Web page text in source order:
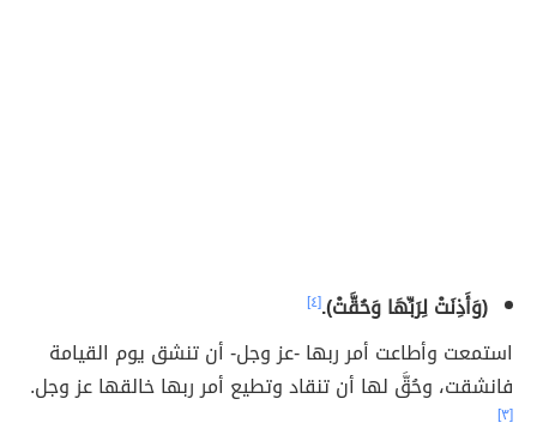
(وَأَذِنَتْ لِرَبِّهَا وَحُقَّتْ).[٤]
استمعت وأطاعت أمر ربها -عز وجل- أن تنشق يوم القيامة
فانشقت، وحُقَّ لها أن تنقاد وتطيع أمر ربها خالقها عز وجل.
[٣]